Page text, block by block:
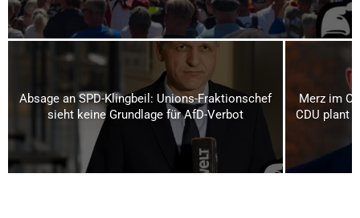
Absage an SPD-Klingbeil: Unions-Fraktionschef
sieht keine Grundlage für AfD-Verbot
Merz im
CDU plant